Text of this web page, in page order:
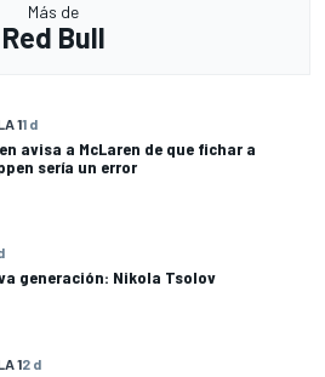
Más de
Red Bull
11 d
avisa a McLaren de que fichar a
sería un error
generación: Nikola Tsolov
12 d